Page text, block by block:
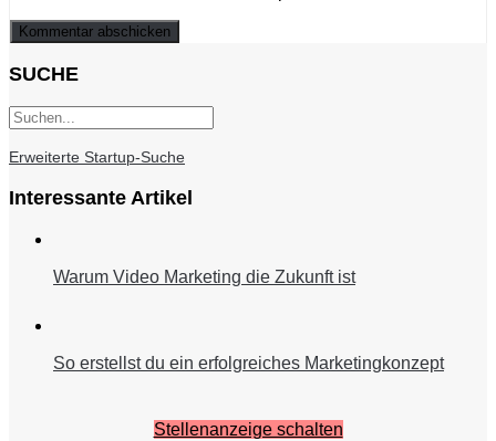
SUCHE
Erweiterte Startup-Suche
Interessante Artikel
Warum Video Marketing die Zukunft ist
So erstellst du ein erfolgreiches Marketingkonzept
Stellenanzeige schalten